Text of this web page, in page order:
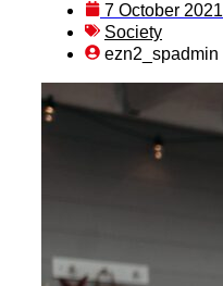
7 October 2021
Society
ezn2_spadmin